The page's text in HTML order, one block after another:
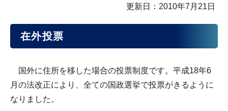
更新日：2010年7月21日
在外投票
国外に住所を移した場合の投票制度です。平成18年6
月の法改正により、全ての国政選挙で投票がきるように
なりました。